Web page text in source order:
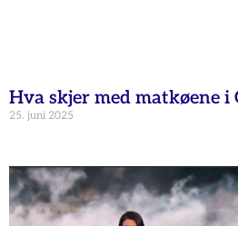
Hva skjer med matkøene i
25. juni 2025